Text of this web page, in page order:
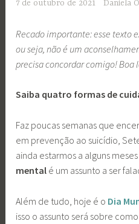
7 de outubro de 2021 Daniela
Recado importante: esse texto
ou seja, não é um
precisa concordar comigo! Boa
Saiba quatro formas de
Faz poucas semanas que
em prevenção ao suicídio,
ainda estarmos a alguns
mental é um assunto a ser
Além de tudo, hoje é o Dia
isso o assunto será sobre